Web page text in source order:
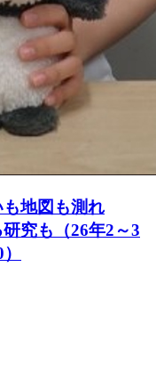
も地図も測れ
究も（26年2～3